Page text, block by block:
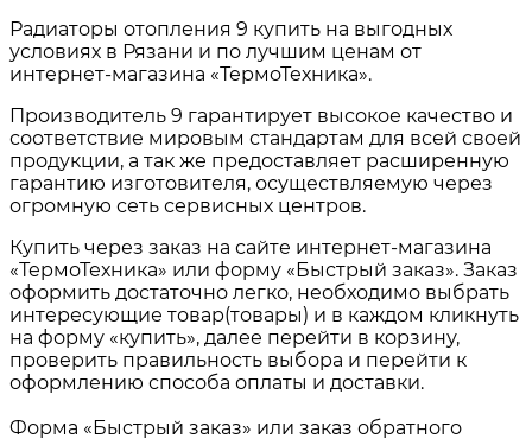
Радиаторы отопления 9 купить на выгодных
условиях в Рязани и по лучшим ценам от
интернет-магазина «ТермоТехника».
Производитель 9 гарантирует высокое качество и
соответствие мировым стандартам для всей своей
продукции, а так же предоставляет расширенную
гарантию изготовителя, осуществляемую через
огромную сеть сервисных центров.
Купить через заказ на сайте интернет-магазина
«ТермоТехника» или форму «Быстрый заказ». Заказ
оформить достаточно легко, необходимо выбрать
интересующие товар(товары) и в каждом кликнуть
на форму «купить», далее перейти в корзину,
проверить правильность выбора и перейти к
оформлению способа оплаты и доставки.
Форма «Быстрый заказ» или заказ обратного